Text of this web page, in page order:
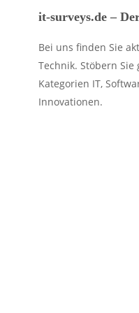
it-surveys.de –
Bei uns finden Sie
Technik. Stöbern
Kategorien IT,
Innovationen.